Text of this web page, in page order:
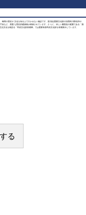
鶴岡の歴史や文化を知る上で欠かせない施設です。国指定重要文化財の旧西田川郡役所や、
舎など、貴重な歴史的建築物が移築されています。さらに、珍しい書院造の庭園である「酒
活文化を物語る「民俗文化財収蔵庫」では重要有形民俗文化財を収蔵展示しています。
る